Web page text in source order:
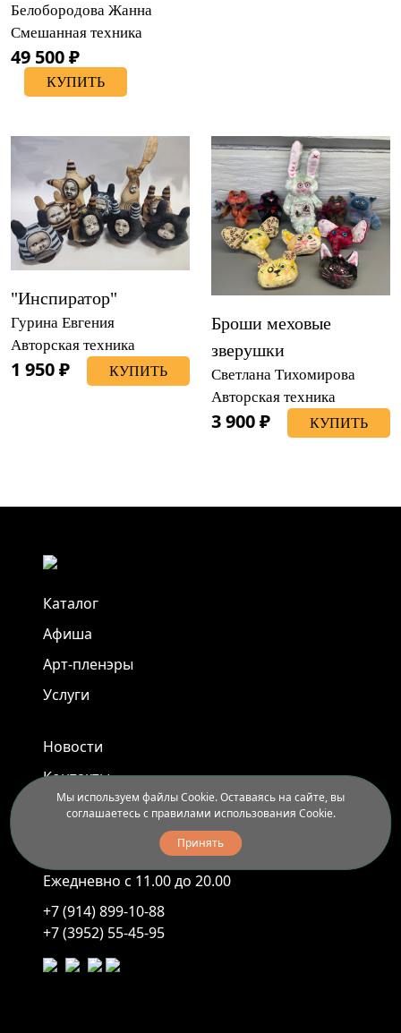
Белобородова Жанна
Смешанная техника
49 500 ₽
КУПИТЬ
"Инспиратор"
Гурина Евгения
Авторская техника
1 950 ₽ КУПИТЬ
Броши меховые
зверушки
Светлана Тихомирова
Авторская техника
3 900 ₽ КУПИТЬ
Каталог
Афиша
Арт-пленэры
Услуги
Новости
Контакты
Доставка и правила вывоза
Иркутск, ул. Седова, 40
Ежедневно с 11.00 до 20.00
+7 (914) 899-10-88
+7 (3952) 55-45-95
Мы используем файлы Cookie. Оставаясь на сайте, вы
соглашаетесь с правилами использования Cookie.
Принять